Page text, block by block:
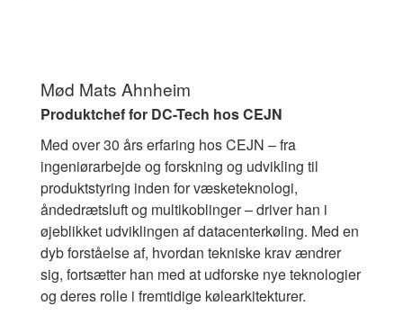
Mød Mats Ahnheim
Produktchef for DC-Tech hos CEJN
Med over 30 års erfaring hos CEJN – fra
ingeniørarbejde og forskning og udvikling til
produktstyring inden for væsketeknologi,
åndedrætsluft og multikoblinger – driver han i
øjeblikket udviklingen af ​​datacenterkøling. Med en
dyb forståelse af, hvordan tekniske krav ændrer
sig, fortsætter han med at udforske nye teknologier
og deres rolle i fremtidige kølearkitekturer.